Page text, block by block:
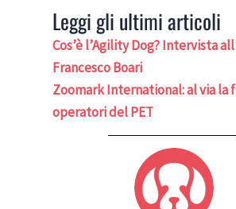
Leggi gli ultimi articoli
Cos’è l’Agility Dog? Intervista
Francesco Boari
Zoomark International: al via la
operatori del PET